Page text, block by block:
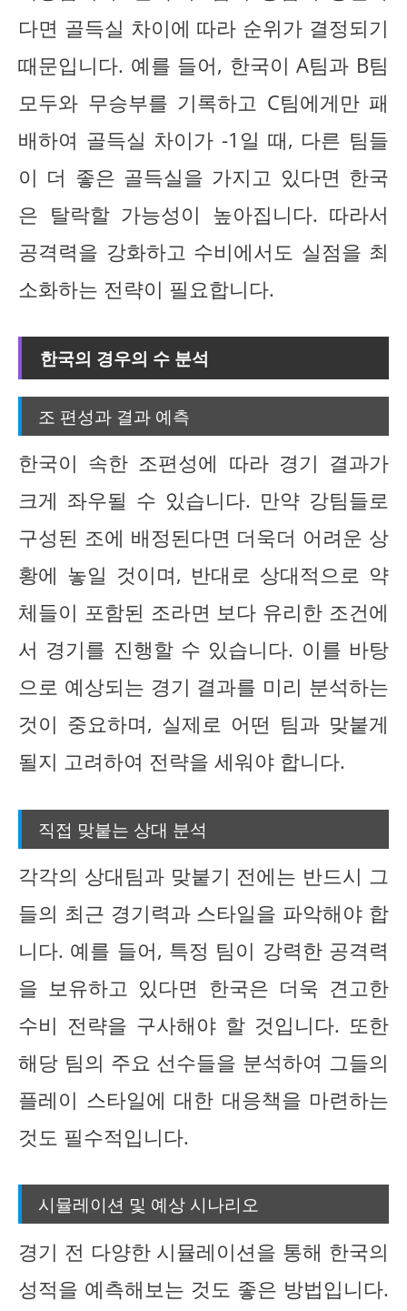
다면 골득실 차이에 따라 순위가 결정되기
때문입니다. 예를 들어, 한국이 A팀과 B팀
모두와 무승부를 기록하고 C팀에게만 패
배하여 골득실 차이가 -1일 때, 다른 팀들
이 더 좋은 골득실을 가지고 있다면 한국
은 탈락할 가능성이 높아집니다. 따라서
공격력을 강화하고 수비에서도 실점을 최
소화하는 전략이 필요합니다.
한국의 경우의 수 분석
조 편성과 결과 예측
한국이 속한 조편성에 따라 경기 결과가
크게 좌우될 수 있습니다. 만약 강팀들로
구성된 조에 배정된다면 더욱더 어려운 상
황에 놓일 것이며, 반대로 상대적으로 약
체들이 포함된 조라면 보다 유리한 조건에
서 경기를 진행할 수 있습니다. 이를 바탕
으로 예상되는 경기 결과를 미리 분석하는
것이 중요하며, 실제로 어떤 팀과 맞붙게
될지 고려하여 전략을 세워야 합니다.
직접 맞붙는 상대 분석
각각의 상대팀과 맞붙기 전에는 반드시 그
들의 최근 경기력과 스타일을 파악해야 합
니다. 예를 들어, 특정 팀이 강력한 공격력
을 보유하고 있다면 한국은 더욱 견고한
수비 전략을 구사해야 할 것입니다. 또한
해당 팀의 주요 선수들을 분석하여 그들의
플레이 스타일에 대한 대응책을 마련하는
것도 필수적입니다.
시뮬레이션 및 예상 시나리오
경기 전 다양한 시뮬레이션을 통해 한국의
성적을 예측해보는 것도 좋은 방법입니다.